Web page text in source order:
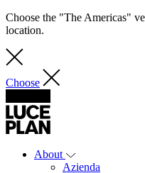
Choose the "The Americas"
location.
Choose
About
Azienda